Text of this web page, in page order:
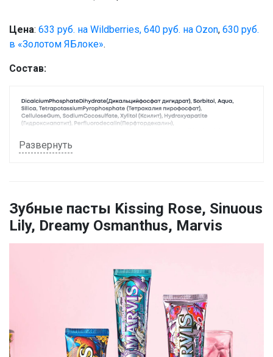
Цена: 633 руб. на Wildberries, 640 руб. на Ozon, 630 руб.
в «Золотом ЯБлоке».
Состав:
Развернуть
Зубные пасты Kissing Rose, Sinuous
Lily, Dreamy Osmanthus, Marvis